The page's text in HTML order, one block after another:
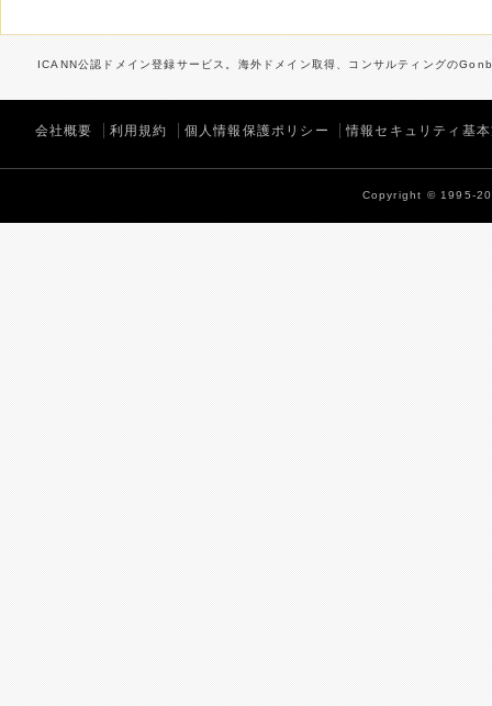
ICANN公認ドメイン登録サービス。海外ドメイン取得、コンサルティングの
会社概要 利用規約 個人情報保護ポリシー 情報セキュリティ基
Copyright © 1995-